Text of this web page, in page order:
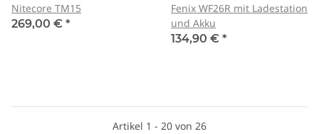
Nitecore TM15
269,00 € *
Fenix WF26R mit Ladestation
und Akku
134,90 € *
Artikel 1 - 20 von 26